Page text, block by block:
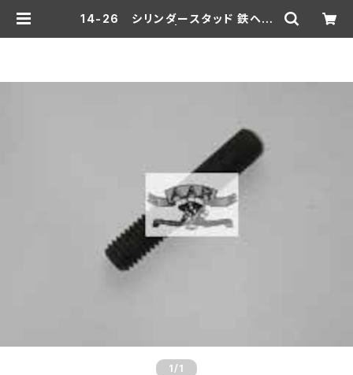
14-26 シリンダースタッド 鉄ヘッ
1 /1